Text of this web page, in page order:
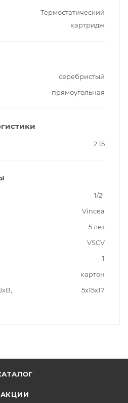
Термостатический
картридж
серебристый
прямоугольная
2.15
1/2"
Vincea
5 лет
VSCV
1
картон
5x15x17
АКЦИИ